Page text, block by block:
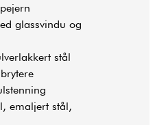
glassvindu og
stål
emaljert stål,